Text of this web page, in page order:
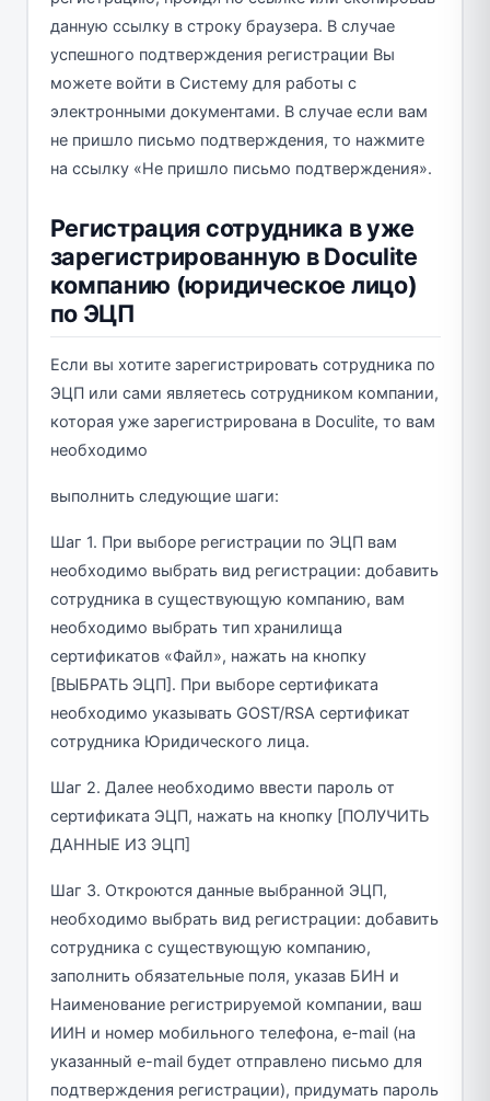
данную ссылку в строку браузера. В случае
успешного подтверждения регистрации Вы
можете войти в Систему для работы с
электронными документами. В случае если вам
не пришло письмо подтверждения, то нажмите
на ссылку «Не пришло письмо подтверждения».
Регистрация сотрудника в уже
зарегистрированную в Doculite
компанию (юридическое лицо)
по ЭЦП
Если вы хотите зарегистрировать сотрудника по
ЭЦП или сами являетесь сотрудником компании,
которая уже зарегистрирована в Doculite, то вам
необходимо
выполнить следующие шаги:
Шаг 1. При выборе регистрации по ЭЦП вам
необходимо выбрать вид регистрации: добавить
сотрудника в существующую компанию, вам
необходимо выбрать тип хранилища
сертификатов «Файл», нажать на кнопку
[ВЫБРАТЬ ЭЦП]. При выборе сертификата
необходимо указывать GOST/RSA сертификат
сотрудника Юридического лица.
Шаг 2. Далее необходимо ввести пароль от
сертификата ЭЦП, нажать на кнопку [ПОЛУЧИТЬ
ДАННЫЕ ИЗ ЭЦП]
Шаг 3. Откроются данные выбранной ЭЦП,
необходимо выбрать вид регистрации: добавить
сотрудника с существующую компанию,
заполнить обязательные поля, указав БИН и
Наименование регистрируемой компании, ваш
ИИН и номер мобильного телефона, e-mail (на
указанный e-mail будет отправлено письмо для
подтверждения регистрации), придумать пароль